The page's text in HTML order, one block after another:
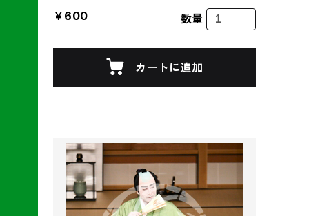
￥600 数量
カートに追加